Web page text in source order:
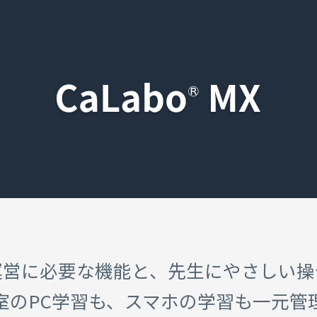
に必要な機能と、先生にやさしい
のPC学習も、スマホの学習も一元管